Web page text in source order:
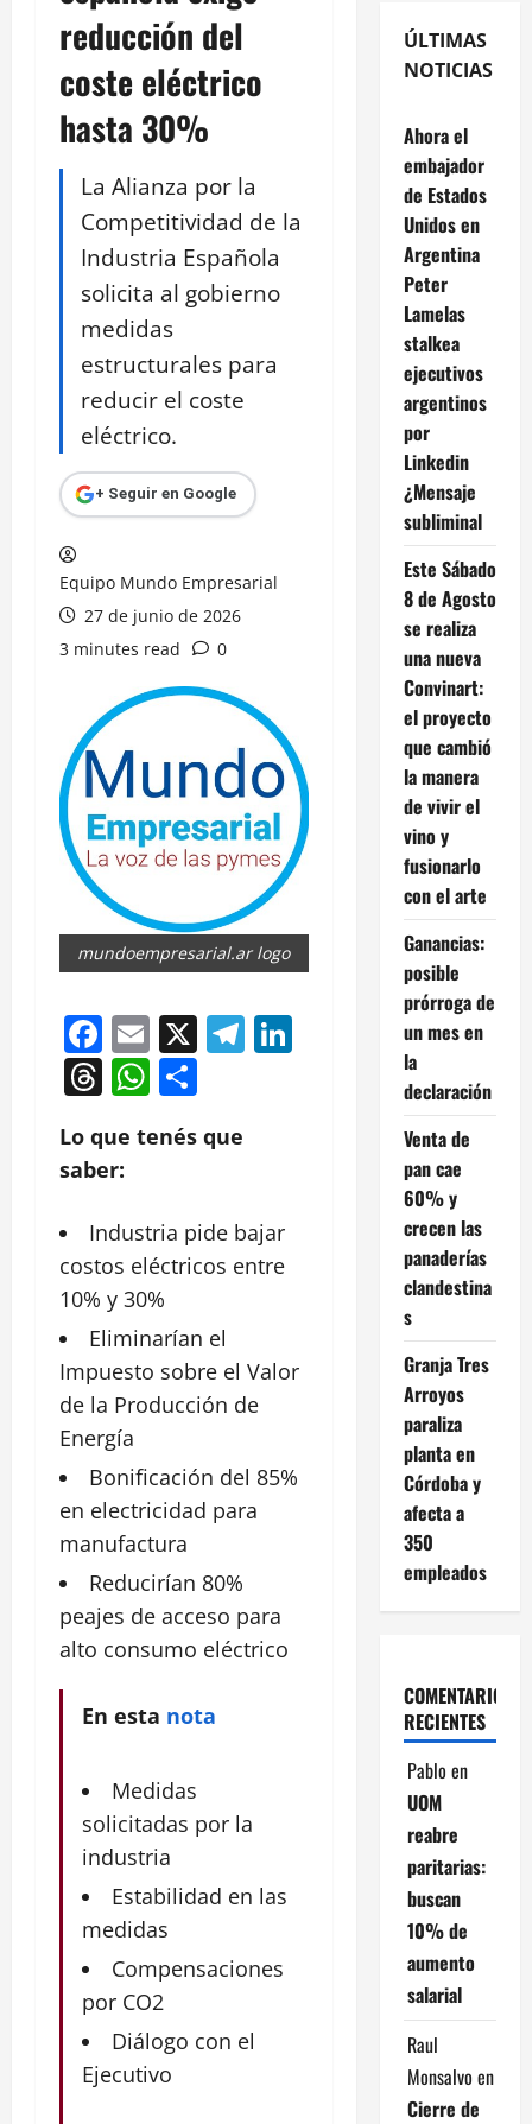
reducción del
coste eléctrico
hasta 30%
La Alianza por la
Competitividad de la
Industria Española
solicita al gobierno
medidas
estructurales para
reducir el coste
eléctrico.
+ Seguir en Google
Equipo Mundo Empresarial
27 de junio de 2026
3 minutes read
0
mundoempresarial.ar logo
Facebook
Email
X Telegram
LinkedIn
Threads
WhatsApp
Lo que tenés que
saber:
Industria pide bajar
costos eléctricos entre
10% y 30%
Eliminarían el
Impuesto sobre el Valor
de la Producción de
Energía
Bonificación del 85%
en electricidad para
manufactura
Reducirían 80%
peajes de acceso para
alto consumo eléctrico
En esta nota
Medidas
solicitadas por la
industria
Estabilidad en las
medidas
Compensaciones
por CO2
Diálogo con el
Ejecutivo
ÚLTIMAS
NOTICIAS
Ahora el
embajador
de Estados
Unidos en
Argentina
Peter
Lamelas
stalkea
ejecutivos
argentinos
por
Linkedin
¿Mensaje
subliminal
Este Sábado
8 de Agosto
se realiza
una nueva
Convinart:
el proyecto
que cambió
la manera
de vivir el
vino y
fusionarlo
con el arte
Ganancias:
posible
prórroga de
un mes en
la
declaración
Venta de
pan cae
60% y
crecen las
panaderías
clandestina
s
Granja Tres
Arroyos
paraliza
planta en
Córdoba y
afecta a
350
empleados
COMENTARIOS
RECIENTES
Pablo en
UOM
reabre
paritarias:
buscan
10% de
aumento
salarial
Raul
Monsalvo en
Cierre de